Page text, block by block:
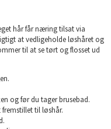
hår får næring tilsat via
at vedligeholde løshåret og
til at se tørt og flosset ud
og før du tager brusebad.
til løshår.